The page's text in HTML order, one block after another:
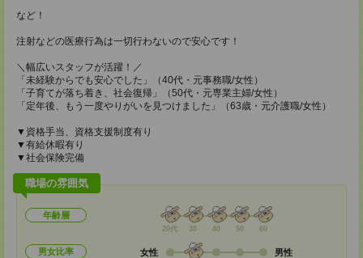
など！
注射などの医療行為は一切行わないので安心です！
＼幅広いスタッフが活躍！／
「未経験からでも安心でした」（40代・元事務職/女性）
「子育てが落ち着き、社会復帰」（50代・元専業主婦/女性）
「定年後、もう一度やりがいを見つけました」（63歳・元介護職/女性）
▼資格手当、資格支援制度有り
▼有給休暇有り
▼社会保険完備
職場の雰囲気
年齢層
20代 30 40 50 60
男女比率 女性 男性